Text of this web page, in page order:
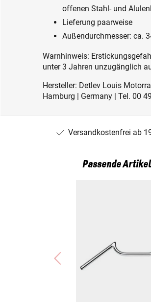
offenen Stahl- und
Lieferung paarweise
Außendurchmesser: ca.
Warnhinweis:
unter 3 Jahren unzugänglich
Hersteller: Detlev Louis
Hamburg | Germany | Tel. 00
Versandkostenfrei ab
Passende Artikel